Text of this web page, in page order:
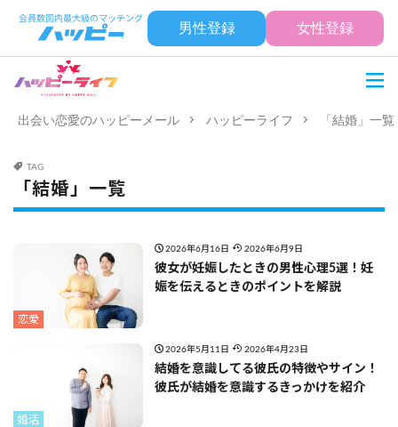
男性登録 女性登録
出会い恋愛のハッピーメール ハッピーライフ 「結婚」一覧
TAG
「結婚」一覧
恋愛
2026年6月16日 2026年6月9日
彼女が妊娠したときの男性心理5選！妊
娠を伝えるときのポイントを解説
婚活
2026年5月11日 2026年4月23日
結婚を意識してる彼氏の特徴やサイン！
彼氏が結婚を意識するきっかけを紹介